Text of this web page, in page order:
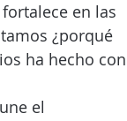
en las
¿porqué
ha hecho con
el